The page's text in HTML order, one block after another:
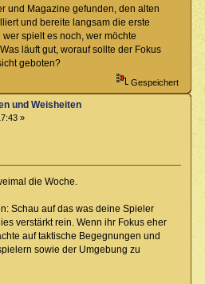
und Magazine gefunden, den alten
und bereite langsam die erste
spielt es noch, wer möchte
läuft gut, worauf sollte der Fokus
geboten?
Gespeichert
und Weisheiten
»
die Woche.
Schau auf das was deine Spieler
verstärkt rein. Wenn ihr Fokus eher
auf taktische Begegnungen und
sowie der Umgebung zu